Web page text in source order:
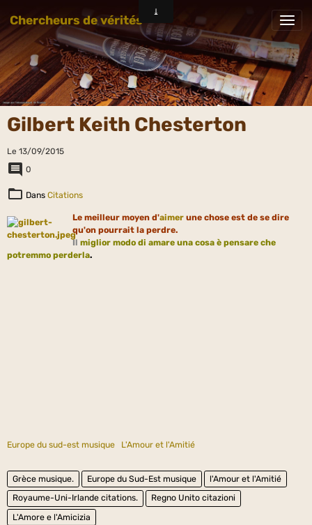
Chercheurs de vérités
Gilbert Keith Chesterton
Le 13/09/2015
0
Dans Citations
Le meilleur moyen d'aimer une chose est de se dire
qu'on pourrait la perdre.
Il miglior modo di amare una cosa è pensare che
potremmo perderla.
Europe du sud-est musique L'Amour et l'Amitié
Grèce musique. Europe du Sud-Est musique
l'Amour et l'Amitié
Royaume-Uni-Irlande citations.
Regno Unito citazioni
L'Amore e l'Amicizia